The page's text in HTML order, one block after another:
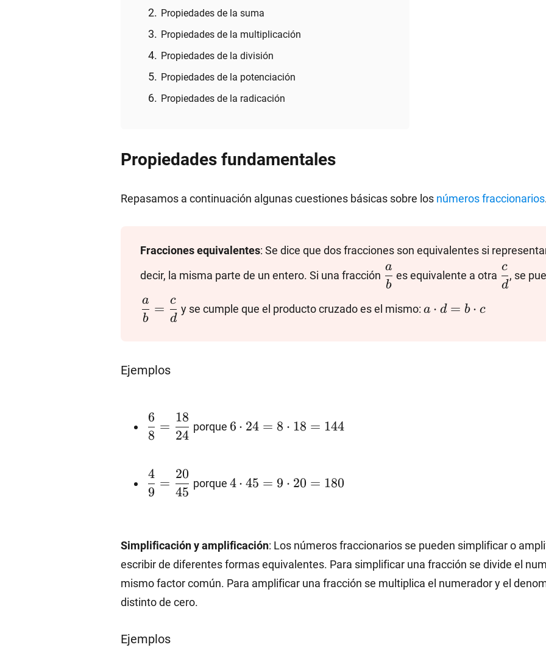
Propiedades de la suma
Propiedades de la multiplicación
Propiedades de la división
Propiedades de la potenciación
Propiedades de la radicación
Propiedades fundamentales
Repasamos a continuación algunas cuestiones básicas sobre los números fraccionarios
Fracciones equivalentes: Se dice que dos fracciones son equivalentes si
decir, la misma parte de un entero. Si una fracción \dfrac{a}
{b}
b
a
es equivalente a otra
{d}
d
c
, se
b
a
=
d
c
y se cumple que el producto cruzado es el mismo:
a\cdot
d=b\cdot
a ⋅ d = b ⋅ c
Ejemplos
\dfrac{6}
{24}
8
6
=
24
18
porque 6\cdot
6 ⋅ 24 = 8 ⋅ 18 = 144
\dfrac{4}
{45}
9
4
=
45
20
porque 4\cdot
4 ⋅ 45 = 9 ⋅ 20 = 180
Simplificación y amplificación: Los números fraccionarios se pueden simplificar o
escribir de diferentes formas equivalentes. Para simplificar una fracción se divide el
mismo factor común. Para amplificar una fracción se multiplica el numerador y el
distinto de cero.
Ejemplos